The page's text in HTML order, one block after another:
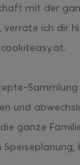
mit der
verrate ich dir
cookiteasy.at.
und
ganze